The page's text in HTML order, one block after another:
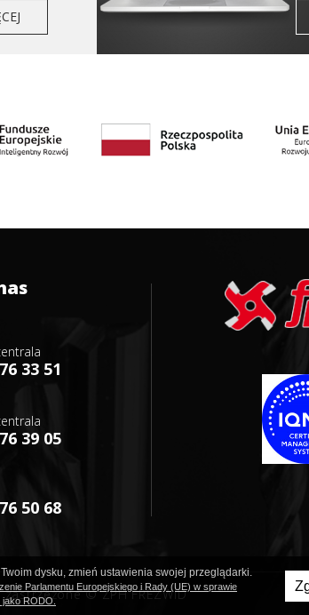
33 51
39 05
50 68
© ZPH FREZWID
dysku, zmień ustawienia swojej przeglądarki.
Parlamentu Europejskiego i Rady (UE) w sprawie
RODO.